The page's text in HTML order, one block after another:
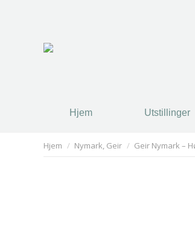
Hjem Utstillinger
You are here:
Hjem Nymark, Geir Geir Nymark –